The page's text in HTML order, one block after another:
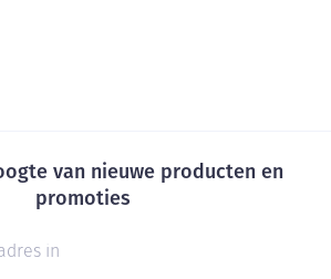
van nieuwe producten en
promoties